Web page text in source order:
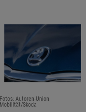
Fotos: Autoren-Union
Mobilität/Skoda